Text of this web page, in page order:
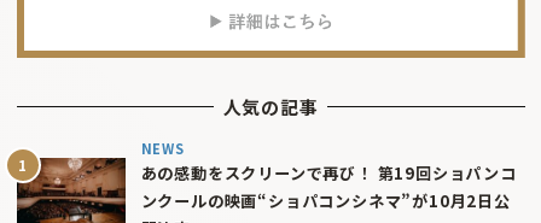
人気の記事
NEWS
あの感動をスクリーンで再び！ 第19回ショパンコ
ンクールの映画“ショパコンシネマ”が10月2日公